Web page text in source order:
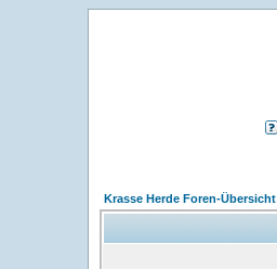
Krasse Herde Foren-Übersicht